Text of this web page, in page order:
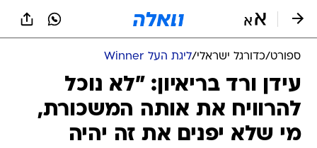
ספורט/כדורגל ישראלי/ליגת העל Winner
עידן ורד בריאיון: "לא נוכל
להרוויח את אותה המשכורת,
מי שלא יפנים את זה יהיה